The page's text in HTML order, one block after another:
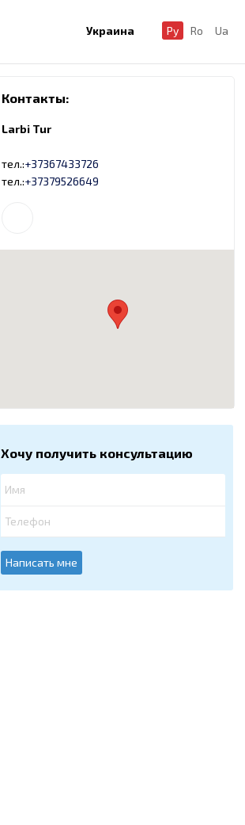
Украина Ру Ro Ua
Контакты:
Larbi Tur
тел.:+37367433726
тел.:+37379526649
Хочу получить консультацию
Написать мне